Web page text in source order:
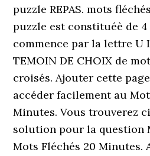
puzzle REPAS. mots
puzzle est constituéè de
commence par la lettre U
TEMOIN DE CHOIX de
croisés. Ajouter cette
accéder facilement au
Minutes. Vous trouverez
solution pour la question
Mots Fléchés 20 Minutes.